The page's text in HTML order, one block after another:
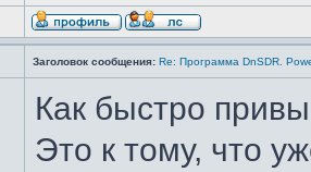
Заголовок сообщения: Re: Программа DnSDR.
Как быстро
Это к тому, что